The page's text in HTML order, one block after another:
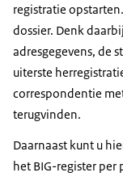
registratie
dossier. Denk
adresgegevens, de
uiterste
correspondentie
terugvinden.
Daarnaast kunt u
het BIG-register